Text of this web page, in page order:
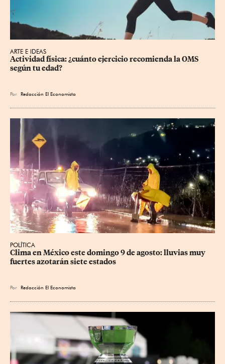
ARTE E IDEAS
Actividad física: ¿cuánto ejercicio recomienda la OMS
según tu edad?
Por Redacción El Economista
POLÍTICA
Clima en México este domingo 9 de agosto: lluvias muy
fuertes azotarán siete estados
Por Redacción El Economista